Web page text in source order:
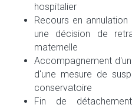
hospitalier
Recours en
une décision de
maternelle
Accompagnement
d'une mesure de
conservatoire
Fin de